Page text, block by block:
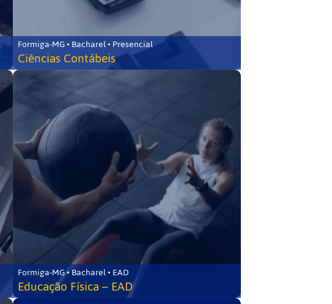
Formiga-MG • Bacharel • Presencial
Ciências Contábeis
Formiga-MG • Bacharel • EAD
Educação Física – EAD